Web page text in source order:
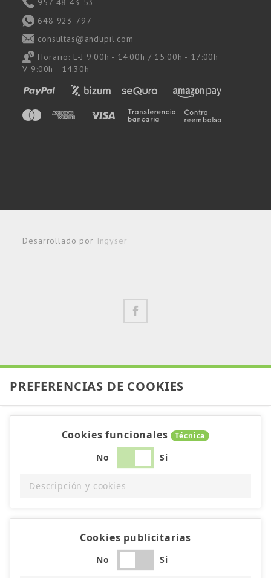
957 48 43 53
648 923 797
consultas@andupil.com
Horario: L-J 9:00h - 14:00h / 15:00h - 17:00h
V 9:00h - 14:30h
Desarrollado por Ingyser
PREFERENCIAS DE COOKIES
Cookies funcionales Técnica
No Si
Descripción y cookies
Cookies publicitarias
No Si